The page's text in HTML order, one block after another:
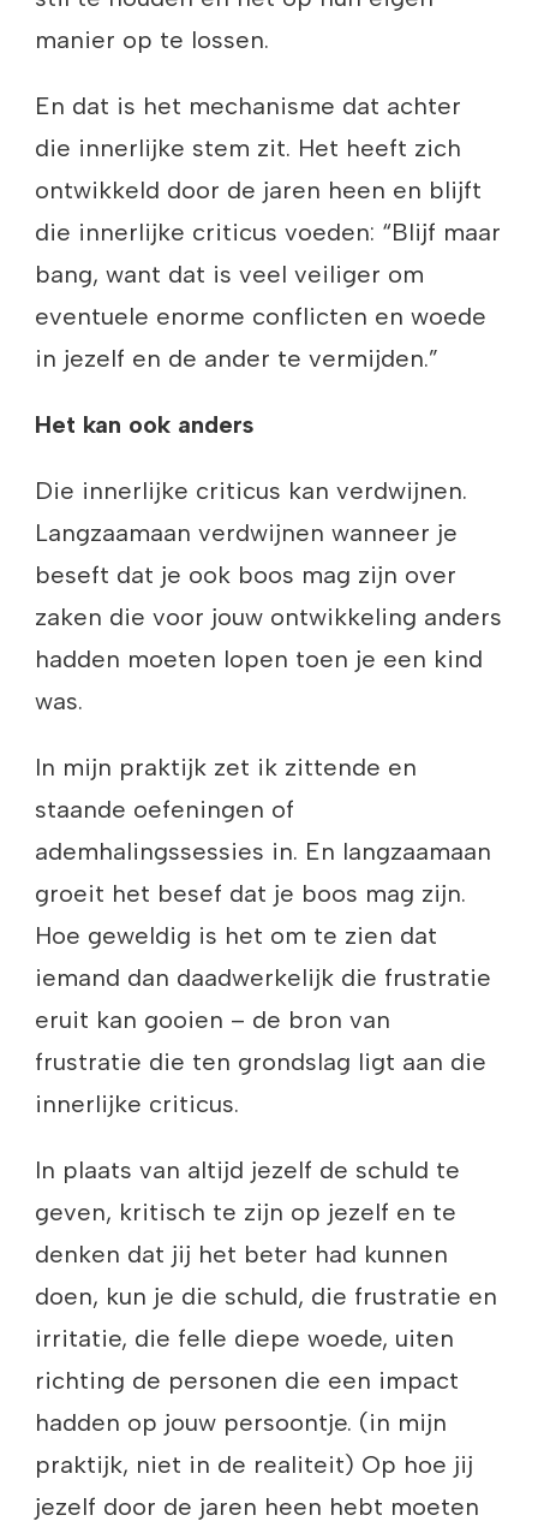
manier op te lossen.
En dat is het mechanisme dat achter
die innerlijke stem zit. Het heeft zich
ontwikkeld door de jaren heen en blijft
die innerlijke criticus voeden: “Blijf maar
bang, want dat is veel veiliger om
eventuele enorme conflicten en woede
in jezelf en de ander te vermijden.”
Het kan ook anders
Die innerlijke criticus kan verdwijnen.
Langzaamaan verdwijnen wanneer je
beseft dat je ook boos mag zijn over
zaken die voor jouw ontwikkeling anders
hadden moeten lopen toen je een kind
was.
In mijn praktijk zet ik zittende en
staande oefeningen of
ademhalingssessies in. En langzaamaan
groeit het besef dat je boos mag zijn.
Hoe geweldig is het om te zien dat
iemand dan daadwerkelijk die frustratie
eruit kan gooien – de bron van
frustratie die ten grondslag ligt aan die
innerlijke criticus.
In plaats van altijd jezelf de schuld te
geven, kritisch te zijn op jezelf en te
denken dat jij het beter had kunnen
doen, kun je die schuld, die frustratie en
irritatie, die felle diepe woede, uiten
richting de personen die een impact
hadden op jouw persoontje. (in mijn
praktijk, niet in de realiteit) Op hoe jij
jezelf door de jaren heen hebt moeten